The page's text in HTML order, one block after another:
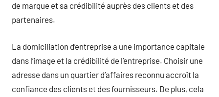
de marque et sa crédibilité auprès des clients et des
partenaires.
La domiciliation d’entreprise a une importance capitale
dans l’image et la crédibilité de l’entreprise. Choisir une
adresse dans un quartier d’affaires reconnu accroît la
confiance des clients et des fournisseurs. De plus, cela